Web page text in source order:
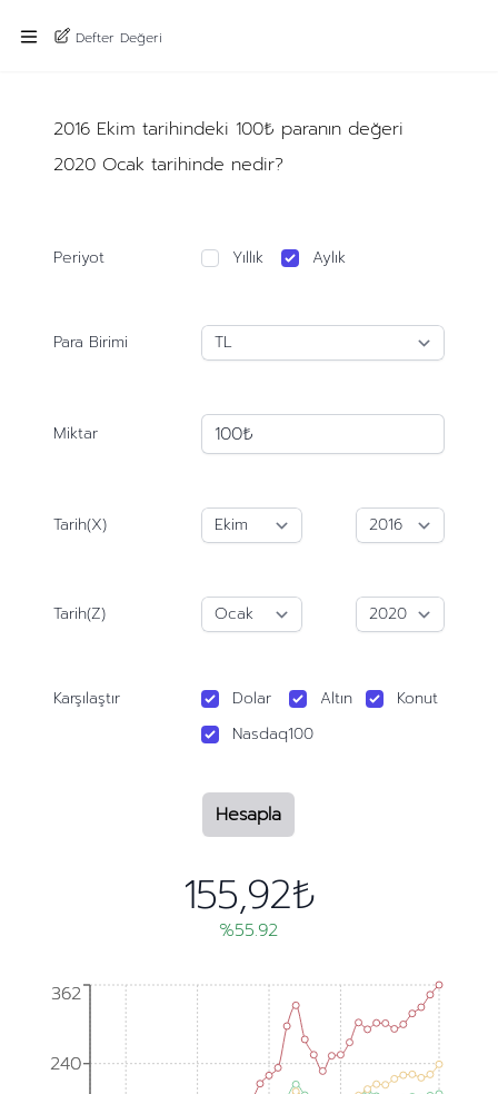
Defter Değeri
2016 Ekim tarihindeki 100₺ paranın değeri
2020 Ocak tarihinde nedir?
Periyot Yıllık Aylık
Para Birimi
Miktar
Tarih(X)
Tarih(Z)
Karşılaştır Dolar Altın
Konut
Nasdaq100
Hesapla
155,92₺
%55.92
240
362
240
362